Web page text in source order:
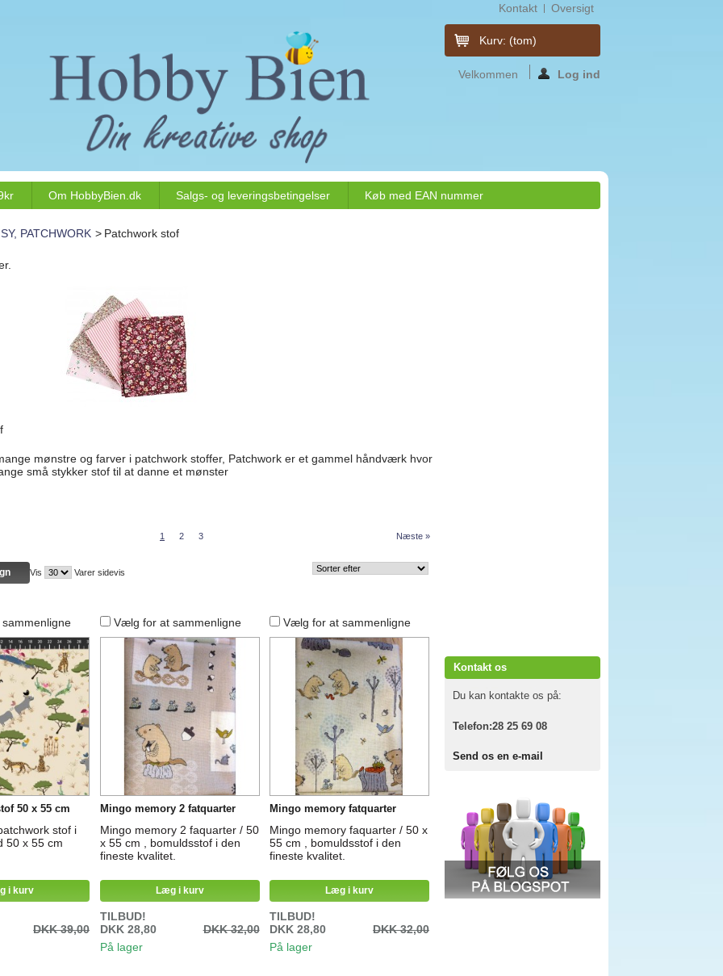
Kontakt Oversigt
Kurv: (tom)
Velkommen Log ind
Om HobbyBien.dk Salgs- og leveringsbetingelser Køb med EAN nummer
PATCHWORK > Patchwork stof
mønstre og farver i patchwork stoffer, Patchwork er et gammel håndværk hvor
små stykker stof til at danne et mønster
1 2 3 Næste »
Vis Varer sidevis
50 x 55 cm
stof i
50 x 55 cm
i kurv
DKK 39,00
Vælg for at sammenligne
Mingo memory 2 fatquarter
Mingo memory 2 faquarter / 50
x 55 cm , bomuldsstof i den
fineste kvalitet.
Læg i kurv
TILBUD!
DKK 28,80
DKK 32,00
På lager
Vælg for at sammenligne
Mingo memory fatquarter
Mingo memory faquarter / 50 x
55 cm , bomuldsstof i den
fineste kvalitet.
Læg i kurv
TILBUD!
DKK 28,80
DKK 32,00
På lager
Kontakt os
Du kan kontakte os på:
Telefon:28 25 69 08
Send os en e-mail